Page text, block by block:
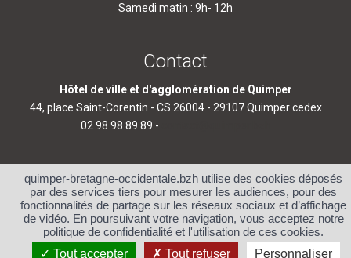
Samedi matin : 9h- 12h
Contact
Hôtel de ville et d'agglomération de Quimper
44, place Saint-Corentin - CS 26004 - 29107 Quimper cedex
02 98 98 89 89 -
Accueil
Plan du site
Protection des données et
gestion des cookies
Mentions légales et crédits
quimper-bretagne-occidentale.bzh utilise des cookies déposés
par des services tiers pour mesurer les audiences, pour des
fonctionnalités de partage sur les réseaux sociaux et d’affichage
de vidéo. En poursuivant votre navigation, vous acceptez notre
politique de confidentialité et l'utilisation de ces cookies.
Tout accepter
Tout refuser Personnaliser